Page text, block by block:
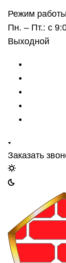
Режим работы
Пн. – Пт.: с
Выходной
Заказать